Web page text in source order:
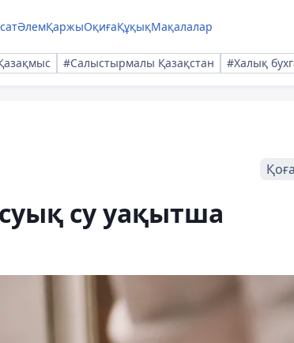
ӘлемҚаржыОқиғаҚұқықМақалалар
#Салыстырмалы Қазақстан #Халық
су уақытша